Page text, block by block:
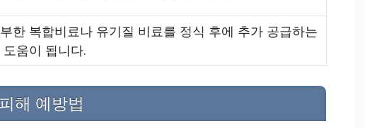
한 복합비료나 유기질 비료를 정식 후에 추가 공급하는
움이 됩니다.
해 예방법